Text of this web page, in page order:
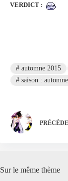
VERDICT :
#automne 2015
#saison : automne
Sur le même thème